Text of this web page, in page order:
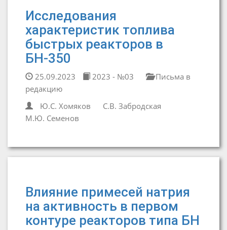
Исследования
характеристик топлива
быстрых реакторов в
БН-350
25.09.2023 2023 - №03
Письма в
редакцию
Ю.С. Хомяков
С.В. Забродская
М.Ю. Семенов
Влияние примесей натрия
на активность в первом
контуре реакторов типа БН